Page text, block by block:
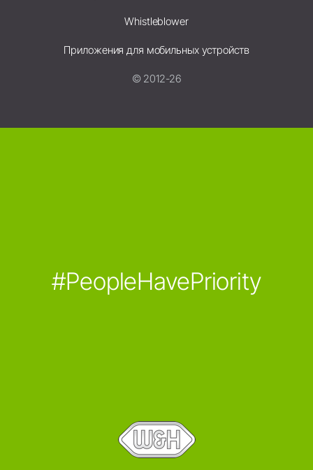
Whistleblower
Приложения для мобильных устройств
© 2012-26
#PeopleHavePriority